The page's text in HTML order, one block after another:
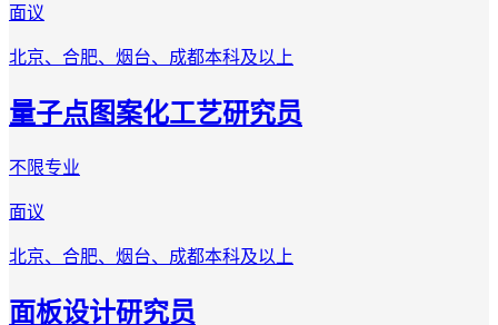
面议
北京、合肥、烟台、成都本科及以上
量子点图案化工艺研究员
不限专业
面议
北京、合肥、烟台、成都本科及以上
面板设计研究员